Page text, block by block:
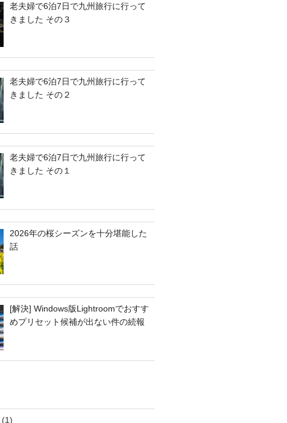
老夫婦で6泊7日で九州旅行に行って
きました その３
老夫婦で6泊7日で九州旅行に行って
きました その２
老夫婦で6泊7日で九州旅行に行って
きました その１
2026年の桜シーズンを十分堪能した
話
[解決] Windows版Lightroomでおすす
めプリセット候補が出ない件の続報
(1)